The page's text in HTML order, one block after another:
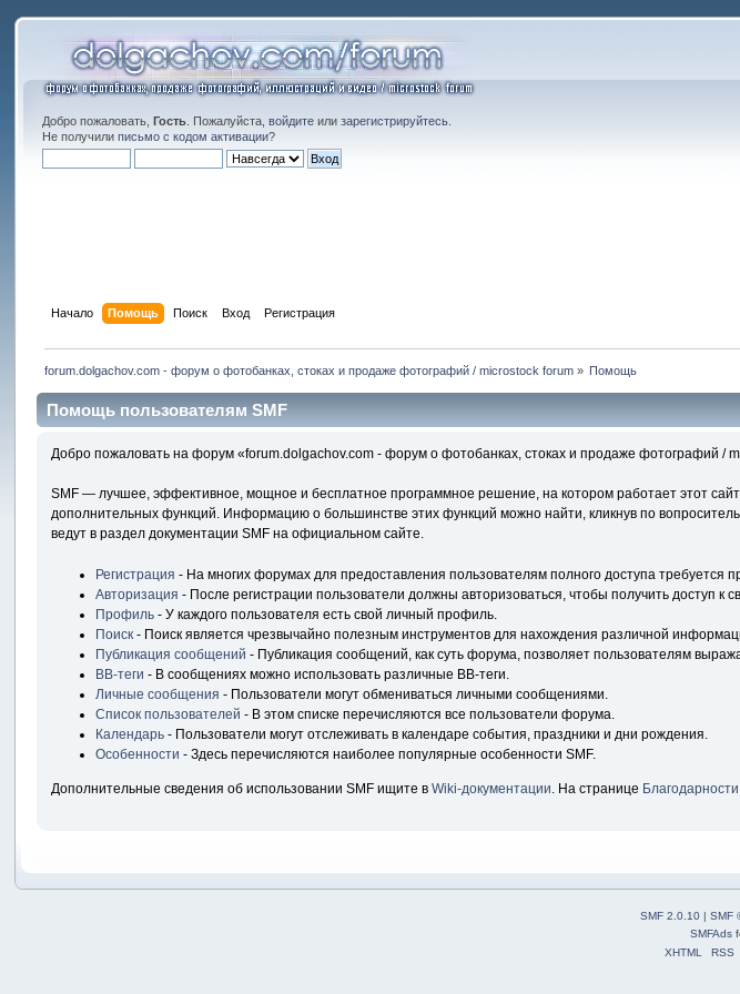
Добро пожаловать,Гость . Пожалуйста,войдите илизарегистрируйтесь
Не получилиписьмо с кодом активации?
Начало Помощь Поиск Вход Регистрация
forum.dolgachov.com - форум о фотобанках, стоках и продаже фотографий / microstock forum» Помощь
Помощь пользователям SMF
Добро пожаловать на форум «forum.dolgachov.com - форум о фотобанках, стоках и продаже фотографий /
SMF — лучшее, эффективное, мощное и бесплатное программное решение, на котором работает этот
дополнительных функций. Информацию о большинстве этих функций можно найти, кликнув по
ведут в раздел документации SMF на официальном сайте.
Регистрация - На многих форумах для предоставления пользователям полного доступа требуется
Авторизация - После регистрации пользователи должны авторизоваться, чтобы получить доступ к
Профиль- У каждого пользователя есть свой личный профиль.
Поиск- Поиск является чрезвычайно полезным инструментов для нахождения различной
Публикация сообщений - Публикация сообщений, как суть форума, позволяет пользователям
BB-теги - В сообщениях можно использовать различные BB-теги.
Личные сообщения - Пользователи могут обмениваться личными сообщениями.
Список пользователей - В этом списке перечисляются все пользователи форума.
Календарь- Пользователи могут отслеживать в календаре события, праздники и дни рождения.
Особенности - Здесь перечисляются наиболее популярные особенности SMF.
Дополнительные сведения об использовании SMF ищите в Wiki-документации . На странице Благодарности
SMF 2.0.10 |SMF
SMFAds
XHTML
RSS